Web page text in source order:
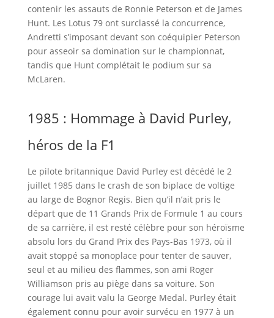
contenir les assauts de Ronnie Peterson et de James
Hunt. Les Lotus 79 ont surclassé la concurrence,
Andretti s’imposant devant son coéquipier Peterson
pour asseoir sa domination sur le championnat,
tandis que Hunt complétait le podium sur sa
McLaren.
1985 : Hommage à David Purley,
héros de la F1
Le pilote britannique David Purley est décédé le 2
juillet 1985 dans le crash de son biplace de voltige
au large de Bognor Regis. Bien qu’il n’ait pris le
départ que de 11 Grands Prix de Formule 1 au cours
de sa carrière, il est resté célèbre pour son héroïsme
absolu lors du Grand Prix des Pays-Bas 1973, où il
avait stoppé sa monoplace pour tenter de sauver,
seul et au milieu des flammes, son ami Roger
Williamson pris au piège dans sa voiture. Son
courage lui avait valu la George Medal. Purley était
également connu pour avoir survécu en 1977 à un